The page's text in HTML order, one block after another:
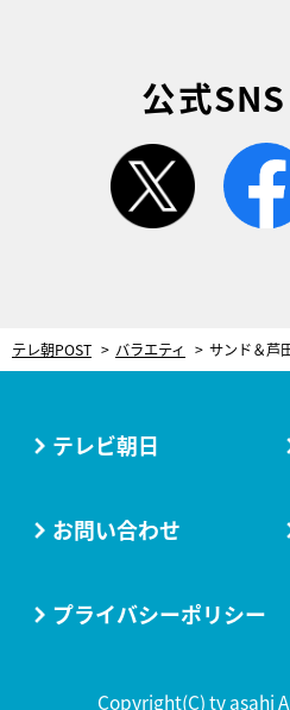
公式
twitter
テレ朝POST バラエティ
テレビ朝日
お問い合わせ
プライバシーポリシー
Copyright(C) tv asahi